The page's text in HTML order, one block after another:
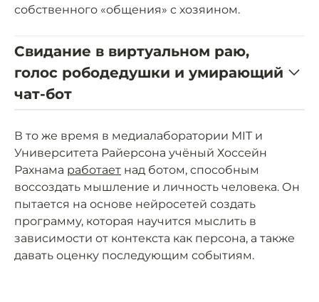
собственного «общения» с хозяином.
Свидание в виртуальном раю,
голос рободедушки и умирающий
чат-бот
В то же время в медиалаборатории MIT и
Университета Райерсона учёный Хоссейн
Рахнама работает над ботом, способным
воссоздать мышление и личность человека. Он
пытается на основе нейросетей создать
программу, которая научится мыслить в
зависимости от контекста как персона, а также
давать оценку последующим событиям.